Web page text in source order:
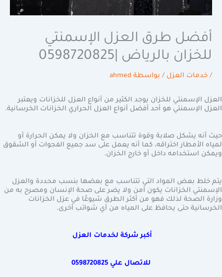
أفضل طرق العزل الإسمنتي
للخزان بالرياض |0598720825
/ خدمات العزل / بواسطة ahmed
العزل الإسمنتي للخزان يوجد الكثير من أنواع العزل للخزانات ويعتبر
العزل الإسمنتي هو أحد أفضل أنواع العزل الحراري الخزانات الخرسانية.
حيث أنه يشكل صلابة وقوة تتناسب مع الخزان ولا يمكن الحرارة أو
لمياه الأمطار اختراقه، كما أنه يعمل على سد جميع الفجوات أو الشقوق
ويمكن استخدامه داخل أو خارج الخزان.
يتم خلط بعض المواد التي تتناسب مع بعضها بنسب محددة والعزل
الإسمنتي الخزانات يكون آمن ولا يضر على صحة الإنسان ومصرح به من
وزارة الصحة لذلك فهو من أكثر الطرق شيوعًا في عزل الخزانات
الخرسانية حتى يحافظ على المياه من أي شوائب أخرى.
أكبر شركة لخدمات العزل
للاتصال علي 0598720825